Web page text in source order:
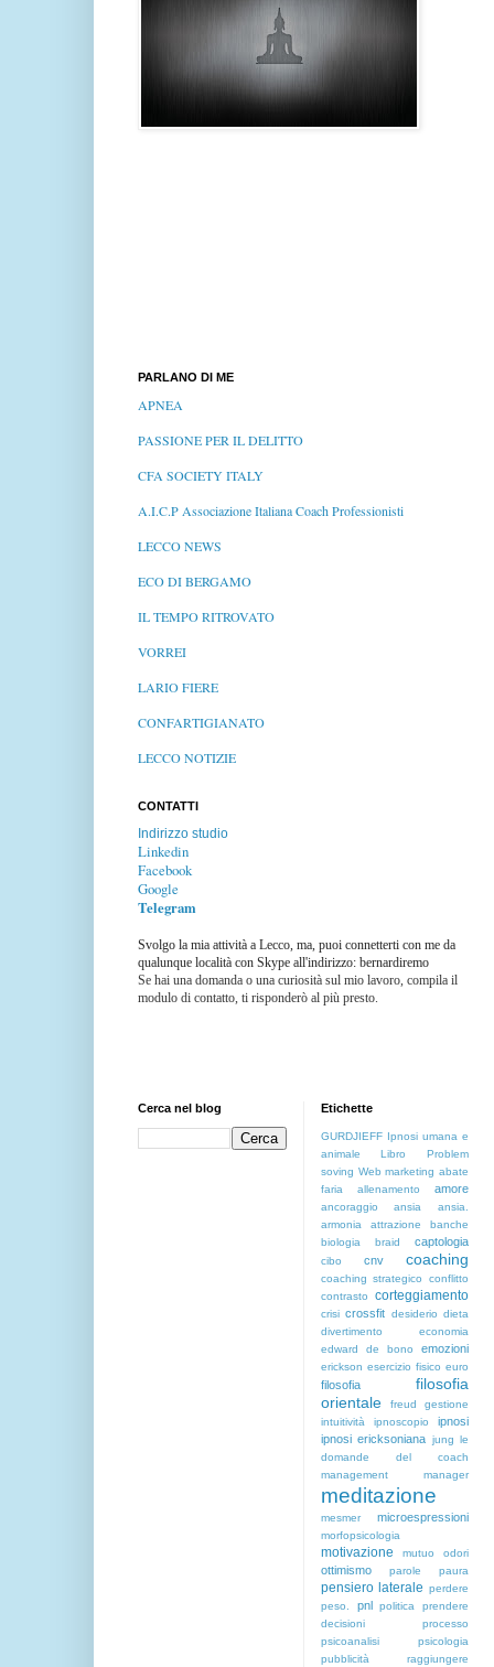
PARLANO DI ME
APNEA
PASSIONE PER IL DELITTO
CFA SOCIETY ITALY
A.I.C.P Associazione Italiana Coach Professionisti
LECCO NEWS
ECO DI BERGAMO
IL TEMPO RITROVATO
VORREI
LARIO FIERE
CONFARTIGIANATO
LECCO NOTIZIE
CONTATTI
Indirizzo studio
Linkedin
Facebook
Google
Telegram
Svolgo la mia attività a Lecco, ma, puoi connetterti con me da
qualunque località con Skype all'indirizzo: bernardiremo
Se hai una domanda o una curiosità sul mio lavoro, compila il
modulo di contatto, ti risponderò al più presto.
Cerca nel blog Etichette
GURDJIEFF Ipnosi umana e
animale
Libro
Problem
soving Web marketing abate
faria
allenamento amore
ancoraggio ansia
ansia.
armonia
attrazione
banche
biologia
braid captologia
cibo cnv coaching
coaching strategico
conflitto
contrasto
corteggiamento
crisi crossfit desiderio dieta
divertimento
economia
edward de bono
emozioni
erickson esercizio fisico euro
filosofia
filosofia
orientale
freud
gestione
intuitività
ipnoscopio
ipnosi
ipnosi ericksoniana jung le
domande del coach
management
manager
meditazione
mesmer microespressioni
morfopsicologia
motivazione mutuo odori
ottimismo parole paura
pensiero laterale perdere
peso.
pnl politica
prendere
decisioni
processo
psicoanalisi
psicologia
pubblicità
raggiungere